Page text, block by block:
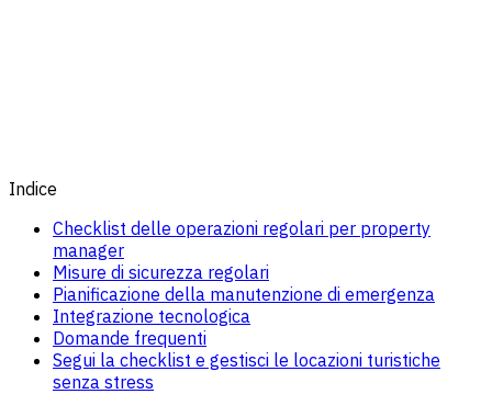
Indice
Checklist delle operazioni regolari per property
manager
Misure di sicurezza regolari
Pianificazione della manutenzione di emergenza
Integrazione tecnologica
Domande frequenti
Segui la checklist e gestisci le locazioni turistiche
senza stress